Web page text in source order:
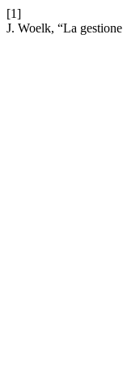
[1]
J. Woelk, “La